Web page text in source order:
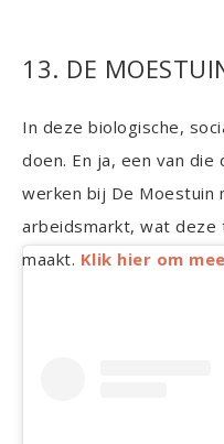
13. DE
In deze biologische,
doen. En ja, een van
werken bij De Moestuin
arbeidsmarkt, wat
maakt. Klik hier om